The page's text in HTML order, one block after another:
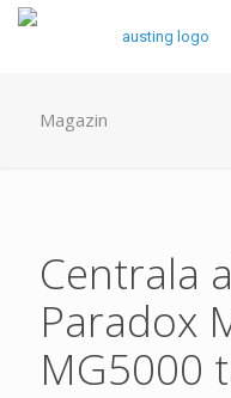
Magazin
Centrala
Paradox
MG5000